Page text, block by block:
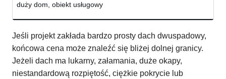
duży dom, obiekt usługowy
Jeśli projekt zakłada bardzo prosty dach dwuspadowy,
końcowa cena może znaleźć się bliżej dolnej granicy.
Jeżeli dach ma lukarny, załamania, duże okapy,
niestandardową rozpiętość, ciężkie pokrycie lub